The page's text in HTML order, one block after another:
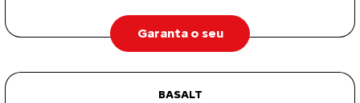
Garanta o seu
BASALT